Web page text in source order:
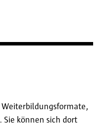
Sie können sich dort